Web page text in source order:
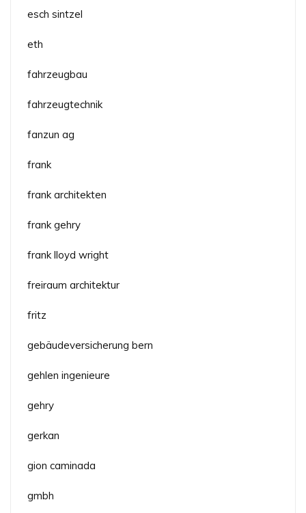
esch sintzel
eth
fahrzeugbau
fahrzeugtechnik
fanzun ag
frank
frank architekten
frank gehry
frank lloyd wright
freiraum architektur
fritz
gebäudeversicherung bern
gehlen ingenieure
gehry
gerkan
gion caminada
gmbh